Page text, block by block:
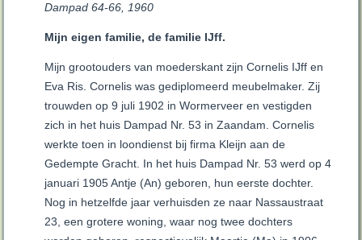
Dampad 64-66, 1960
Mijn eigen familie, de familie IJff.
Mijn grootouders van moederskant zijn Cornelis IJff en
Eva Ris. Cornelis was gediplomeerd meubelmaker. Zij
trouwden op 9 juli 1902 in Wormerveer en vestigden
zich in het huis Dampad Nr. 53 in Zaandam. Cornelis
werkte toen in loondienst bij firma Kleijn aan de
Gedempte Gracht. In het huis Dampad Nr. 53 werd op 4
januari 1905 Antje (An) geboren, hun eerste dochter.
Nog in hetzelfde jaar verhuisden ze naar Nassaustraat
23, een grotere woning, waar nog twee dochters